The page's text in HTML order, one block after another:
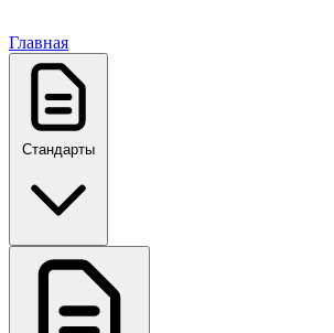
Главная
Стандарты
ГОСТ, ГОСТ Р, ПНСТ